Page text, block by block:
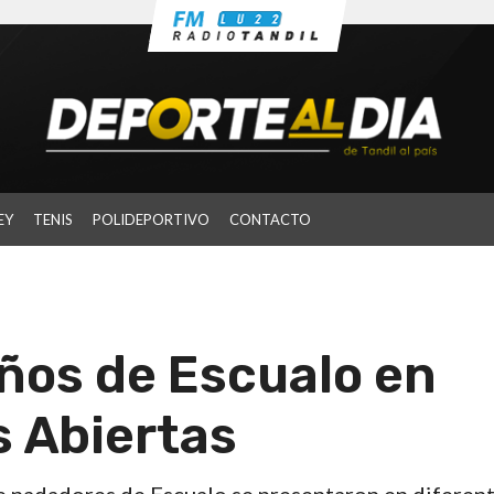
TENIS POLIDEPORTIVO CONTACTO
de Escualo en
Abiertas